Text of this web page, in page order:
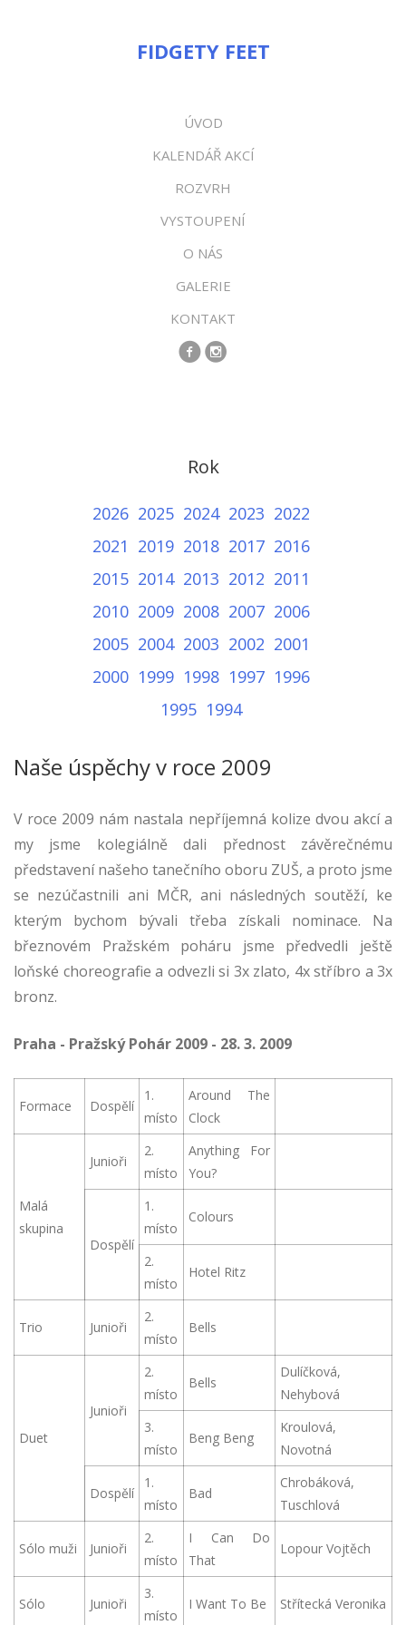
FIDGETY FEET
ÚVOD
KALENDÁŘ AKCÍ
ROZVRH
VYSTOUPENÍ
O NÁS
GALERIE
KONTAKT
Rok
2026 2025 2024 2023 2022
2021 2019 2018 2017 2016
2015 2014 2013 2012 2011
2010 2009 2008 2007 2006
2005 2004 2003 2002 2001
2000 1999 1998 1997 1996
1995 1994
Naše úspěchy v roce 2009
V roce 2009 nám nastala nepříjemná kolize dvou akcí a
my jsme kolegiálně dali přednost závěrečnému
představení našeho tanečního oboru ZUŠ, a proto jsme
se nezúčastnili ani MČR, ani následných soutěží, ke
kterým bychom bývali třeba získali nominace. Na
březnovém Pražském poháru jsme předvedli ještě
loňské choreografie a odvezli si 3x zlato, 4x stříbro a 3x
bronz.
Praha - Pražský Pohár 2009 - 28. 3. 2009
Formace Dospělí
1.
místo
Around The
Clock
Malá
skupina
Junioři
2.
místo
Anything For
You?
Dospělí
1.
místo
Colours
2.
místo
Hotel Ritz
Trio Junioři
2.
místo
Bells
Duet
Junioři
2.
místo
Bells
Dulíčková,
Nehybová
3.
místo
Beng Beng
Kroulová,
Novotná
Dospělí
1.
místo
Bad
Chrobáková,
Tuschlová
Sólo muži Junioři
2.
místo
I Can Do
That
Lopour Vojtěch
Sólo Junioři
3.
místo
I Want To Be Střítecká Veronika